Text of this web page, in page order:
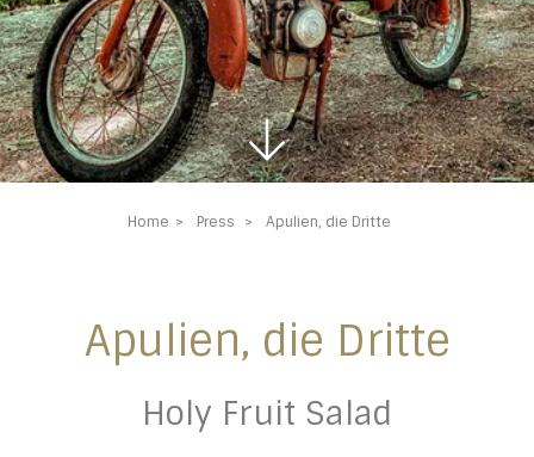
Home Press Apulien, die Dritte
Apulien, die Dritte
Holy Fruit Salad